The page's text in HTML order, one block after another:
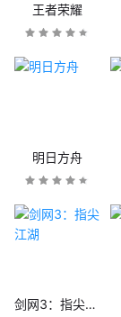
王者荣耀
明日方舟
剑网3：指尖江湖